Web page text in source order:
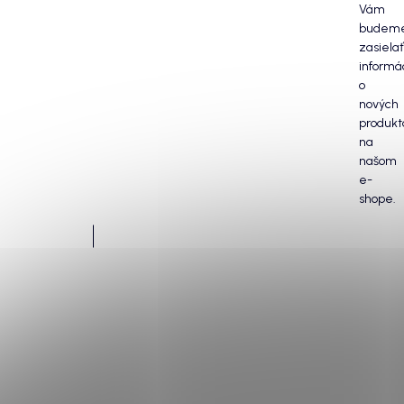
Vám
zasielať
o
nových
na
našom
e-
shope.